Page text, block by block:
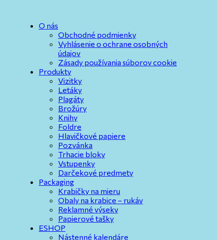
O nás
Obchodné podmienky
Vyhlásenie o ochrane osobných
údajov
Zásady používania súborov cookie
Produkty
Vizitky
Letáky
Plagáty
Brožúry
Knihy
Foldre
Hlavičkové papiere
Pozvánka
Trhacie bloky
Vstupenky
Darčekové predmety
Packaging
Krabičky na mieru
Obaly na krabice – rukáv
Reklamné výseky
Papierové tašky
ESHOP
Nástenné kalendáre